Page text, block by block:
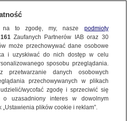
Materiał
dobry!
do wszystkich usług
okienka, zajęcia
wygląda u Was?
lekcji
na to zgodę, my, nasze podmioty
161Zaufanych Partnerów IAB oraz 30
może przechowywać dane osobowe
i uzyskiwać do nich dostęp w celu
sposobu przeglądania.
danych osobowych
przechowywanych w plikach
wycofać zgodę i sprzeciwić się
o uzasadniony interes w dowolnym
plików cookie i reklam”.